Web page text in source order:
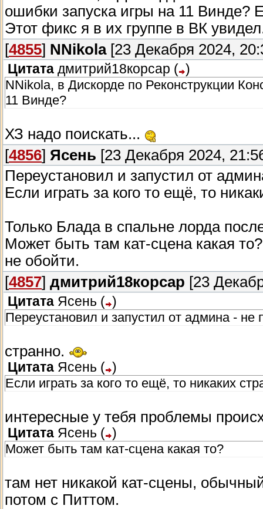
ошибки запуска игры на 11 Винде?
Этот фикс я в их группе в ВК
[4855] NNikola[23 Декабря 2024,
Цитата дмитрий18корсар ( )
NNikola, в Дискорде по Реконструкции
11 Винде?
ХЗ надо поискать...
[4856] Ясень [23 Декабря 2024,
Переустановил и запустил от
Если играть за кого то ещё, то
Только Блада в спальне лорда
Может быть там кат-сцена какая
не обойти.
[4857] дмитрий18корсар [23
Цитата Ясень ( )
Переустановил и запустил от админа - не
странно.
Цитата Ясень ( )
Если играть за кого то ещё, то никаких
интересные у тебя проблемы
Цитата Ясень ( )
Может быть там кат-сцена какая то?
там нет никакой кат-сцены,
потом с Питтом.